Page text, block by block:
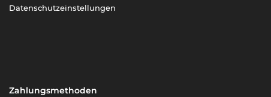
Datenschutzeinstellungen
Zahlungsmethoden